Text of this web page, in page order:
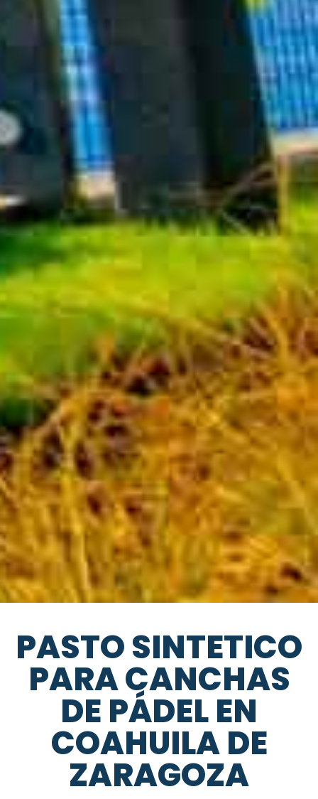
PASTO SINTETICO
PARA CANCHAS
DE PÁDEL EN
COAHUILA DE
ZARAGOZA